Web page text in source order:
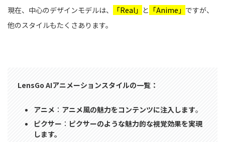
現在、中心のデザインモデルは、 「Real」 と 「Anime」 ですが、
他のスタイルもたくさあります。
LensGo AIアニメーションスタイルの一覧：
アニメ ： アニメ風の魅力をコンテンツに注入します。
ピクサー ： ピクサーのような魅力的な視覚効果を実現
します。